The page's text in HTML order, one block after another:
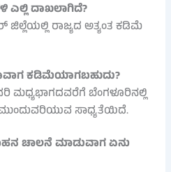
ಎಲ್ಲಿ ದಾಖಲಾಗಿದೆ?
ಜಿಲ್ಲೆಯಲ್ಲಿ ರಾಜ್ಯದ ಅತ್ಯಂತ ಕಡಿಮೆ
ಕಡಿಮೆಯಾಗಬಹುದು?
ಮಧ್ಯಭಾಗದವರೆಗೆ ಬೆಂಗಳೂರಿನಲ್ಲಿ
ಸಾಧ್ಯತೆಯಿದೆ.
ಚಾಲನೆ ಮಾಡುವಾಗ ಏನು